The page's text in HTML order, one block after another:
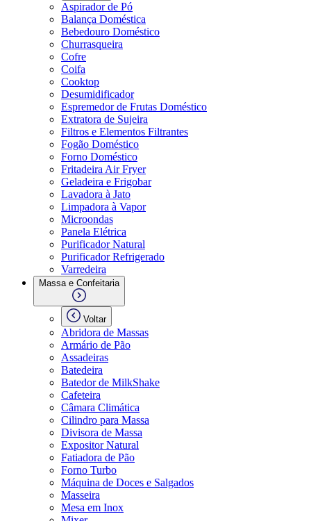
Aspirador de Pó
Balança Doméstica
Bebedouro Doméstico
Churrasqueira
Cofre
Coifa
Cooktop
Desumidificador
Espremedor de Frutas Doméstico
Extratora de Sujeira
Filtros e Elementos Filtrantes
Fogão Doméstico
Forno Doméstico
Fritadeira Air Fryer
Geladeira e Frigobar
Lavadora à Jato
Limpadora à Vapor
Microondas
Panela Elétrica
Purificador Natural
Purificador Refrigerado
Varredeira
Massa e Confeitaria
Voltar
Abridora de Massas
Armário de Pão
Assadeiras
Batedeira
Batedor de MilkShake
Cafeteira
Câmara Climática
Cilindro para Massa
Divisora de Massa
Expositor Natural
Fatiadora de Pão
Forno Turbo
Máquina de Doces e Salgados
Masseira
Mesa em Inox